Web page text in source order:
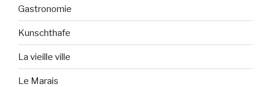
Gastronomie
Kunschthafe
La vieille ville
Le Marais